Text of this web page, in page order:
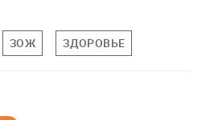
ЗОЖ ЗДОРОВЬЕ